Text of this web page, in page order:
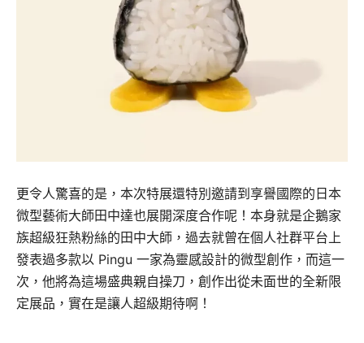
更令人驚喜的是，本次特展還特別邀請到享譽國際的日本
微型藝術大師田中達也展開深度合作呢！本身就是企鵝家
族超級狂熱粉絲的田中大師，過去就曾在個人社群平台上
發表過多款以 Pingu 一家為靈感設計的微型創作，而這一
次，他將為這場盛典親自操刀，創作出從未面世的全新限
定展品，實在是讓人超級期待啊！